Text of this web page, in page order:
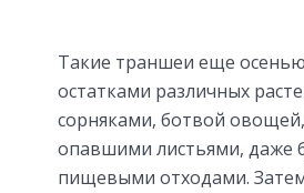
Такие траншеи еще
остатками различных
сорняками, ботвой
опавшими листьями, даже
пищевыми отходами.